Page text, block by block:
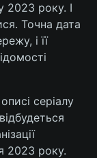
2023 року. І
Точна дата
і її
серіалу
2023 року.